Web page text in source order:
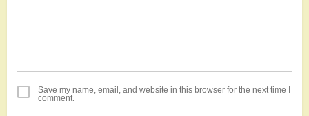
Save my name, email, and website in this browser for the next time I
comment.